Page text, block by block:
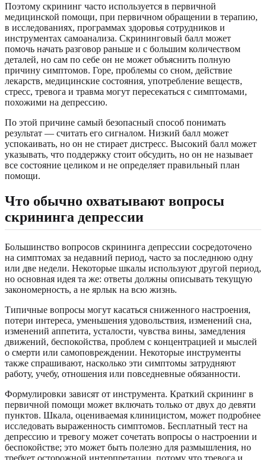
Поэтому скрининг часто используется в первичной
медицинской помощи, при первичном обращении в терапию,
в исследованиях, программах здоровья сотрудников и
инструментах самоанализа. Скрининговый балл может
помочь начать разговор раньше и с большим количеством
деталей, но сам по себе он не может объяснить полную
причину симптомов. Горе, проблемы со сном, действие
лекарств, медицинские состояния, употребление веществ,
стресс, тревога и травма могут пересекаться с симптомами,
похожими на депрессию.
По этой причине самый безопасный способ понимать
результат — считать его сигналом. Низкий балл может
успокаивать, но он не стирает дистресс. Высокий балл может
указывать, что поддержку стоит обсудить, но он не называет
все состояние целиком и не определяет правильный план
помощи.
Что обычно охватывают вопросы
скрининга депрессии
Большинство вопросов скрининга депрессии сосредоточено
на симптомах за недавний период, часто за последнюю одну
или две недели. Некоторые шкалы используют другой период,
но основная идея та же: ответы должны описывать текущую
закономерность, а не ярлык на всю жизнь.
Типичные вопросы могут касаться сниженного настроения,
потери интереса, уменьшения удовольствия, изменений сна,
изменений аппетита, усталости, чувства вины, замедления
движений, беспокойства, проблем с концентрацией и мыслей
о смерти или самоповреждении. Некоторые инструменты
также спрашивают, насколько эти симптомы затрудняют
работу, учебу, отношения или повседневные обязанности.
Формулировки зависят от инструмента. Краткий скрининг в
первичной помощи может включать только от двух до девяти
пунктов. Шкала, оцениваемая клиницистом, может подробнее
исследовать выраженность симптомов. Бесплатный тест на
депрессию и тревогу может сочетать вопросы о настроении и
беспокойстве; это может быть полезно для размышления, но
требует осторожной интерпретации, потому что тревога и